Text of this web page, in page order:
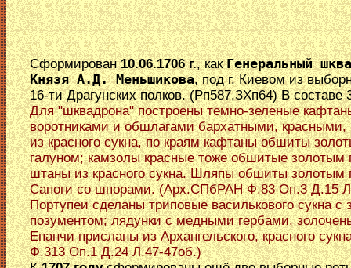
Сформирован10.06.1706 г., какГенеральный
Князя А.Д. Меньшикова, под г. Киевом из
16-ти Драгунских полков. (Рп587,ЗХп64) В составе
Для "шквадрона" построены темно-зеленые
воротниками и обшлагами бархатными, красными,
из красного сукна, по краям кафтаны обшиты
галуном; камзолы красные тоже обшитые золотым
штаны из красного сукна. Шляпы обшиты золотым
Сапоги со шпорами. (Арх.СПбРАН Ф.83 Оп.3 Д.15
Портупеи сделаны триповые василькового сукна с
позументом; лядунки с медными гербами,
Епанчи присланы из Архангельского, красного
Ф.313 Оп.1 Д.24 Л.47-47об.)